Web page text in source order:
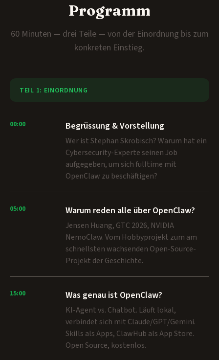
Programm
60 Minuten — drei Teile — von der Einordnung bis zum
konkreten Einstieg.
TEIL 1: EINORDNUNG
00:00 Begrüssung & Vorstellung
Wer ist Stephan Skrobisch? Warum hat ein
Cybersecurity-Experte seinen Job
aufgegeben, um sich fulltime mit
OpenClaw zu beschäftigen?
05:00 Warum reden alle über OpenClaw?
Jensen Huang, GTC 2026, NVIDIA
NemoClaw. Vom Hobbyprojekt zum am
schnellsten wachsenden Open-Source-
Projekt der Geschichte.
15:00 Was genau ist OpenClaw?
KI-Agent vs. Chatbot. Läuft lokal,
verbindet sich mit Claude/GPT/Gemini.
Skills als Apps, ClawHub als App Store.
Open Source, kostenlos.